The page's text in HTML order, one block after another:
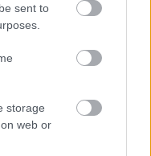
sent to
storage
web or